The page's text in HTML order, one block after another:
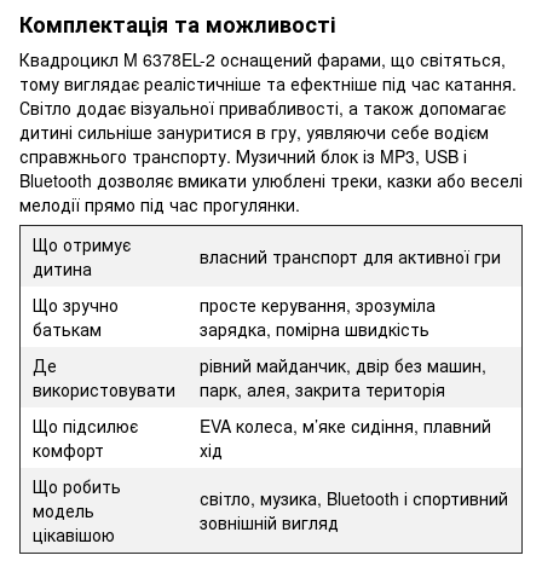
Комплектація та можливості
Квадроцикл M 6378EL-2 оснащений фарами, що світяться,
тому виглядає реалістичніше та ефектніше під час катання.
Світло додає візуальної привабливості, а також допомагає
дитині сильніше зануритися в гру, уявляючи себе водієм
справжнього транспорту. Музичний блок із MP3, USB і
Bluetooth дозволяє вмикати улюблені треки, казки або веселі
мелодії прямо під час прогулянки.
Що отримує
дитина
власний транспорт для активної гри
Що зручно
батькам
просте керування, зрозуміла
зарядка, помірна швидкість
Де
використовувати
рівний майданчик, двір без машин,
парк, алея, закрита територія
Що підсилює
комфорт
EVA колеса, м’яке сидіння, плавний
хід
Що робить
модель
цікавішою
світло, музика, Bluetooth і спортивний
зовнішній вигляд